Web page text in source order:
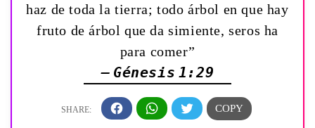
haz de toda la tierra; todo árbol en que hay
fruto de árbol que da simiente, seros ha
para comer”
— Génesis 1:29